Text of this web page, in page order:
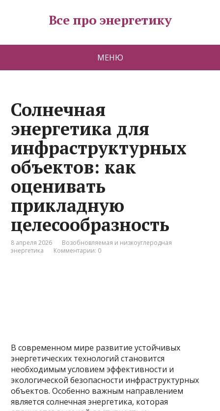
Все про энергетику
МЕНЮ
Солнечная
энергетика для
инфраструктурных
объектов: как
оценивать
прикладную
целесообразность
8 апреля 2026
Возобновляемая и низкоуглеродная
энергетика
Комментарии: 0
В современном мире развитие устойчивых
энергетических технологий становится
необходимым условием эффективности и
экологической безопасности инфраструктурных
объектов. Особенно важным направлением
является солнечная энергетика, которая